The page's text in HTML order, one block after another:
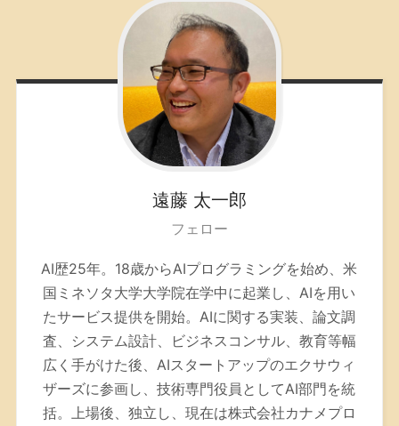
遠藤 太一郎
フェロー
AI歴25年。 18歳からAIプログラミングを始め、米
国ミネソタ大学大学院在学中に起業し、AIを用い
たサービス提供を開始。AIに関する実装、論文調
査、システム設計、ビジネスコンサル、教育等幅
広く手がけた後、AIスタートアップのエクサウィ
ザーズに参画し、技術専門役員としてAI部門を統
括。上場後、独立し、現在は株式会社カナメプロ